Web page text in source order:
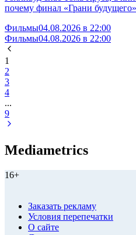
почему финал «Грани
Фильмы04.08.2026 в 22:00
Фильмы04.08.2026 в 22:00
1
2
3
4
...
9
Mediametrics
16+
Заказать рекламу
Условия перепечатки
О сайте